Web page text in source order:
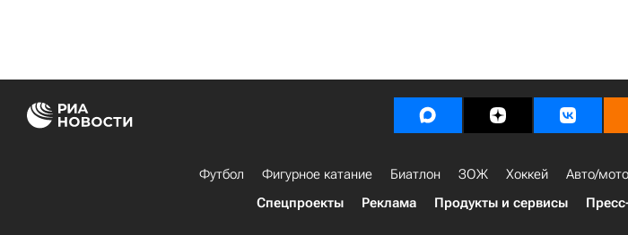
Футбол Фигурное катание Биатлон ЗОЖ Хоккей Авто/мото
Спецпроекты
Реклама Продукты и сервисы